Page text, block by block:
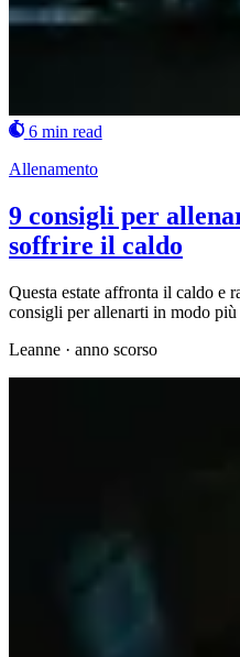
6 min read
Allenamento
9 consigli per
soffrire il caldo
Questa estate affronta il caldo e
consigli per allenarti in modo
Leanne · anno scorso